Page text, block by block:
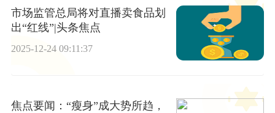
市场监管总局将对直播卖食品划
出“红线”|头条焦点
2025-12-24 09:11:37
焦点要闻：“瘦身”成大势所趋，